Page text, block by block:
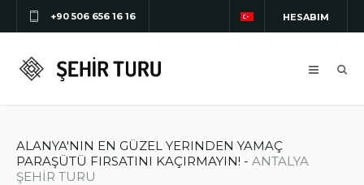
+90 506 656 16 16 HESABIM
ALANYA'NIN EN GÜZEL YERINDEN YAMAÇ
PARAŞÜTÜ FIRSATINI KAÇIRMAYIN! - ANTALYA
ŞEHİR TURU